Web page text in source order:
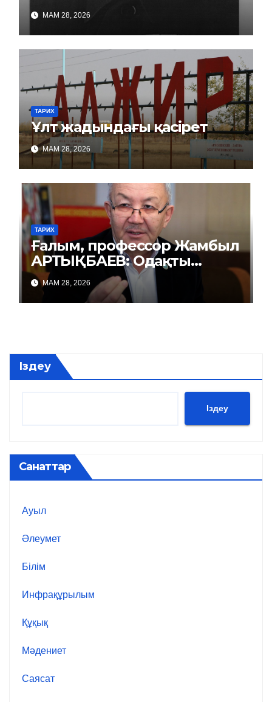
МАМ 28, 2026
ТАРИХ
Ұлт жадындағы қасірет
МАМ 28, 2026
ТАРИХ
Ғалым, профессор Жамбыл
АРТЫҚБАЕВ: Одақты
репрессиямен басқарды
МАМ 28, 2026
Іздеу
Іздеу
Санаттар
Ауыл
Әлеумет
Білім
Инфрақұрылым
Құқық
Мәдениет
Саясат